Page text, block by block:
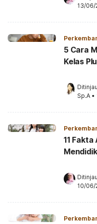
13/06/
5 Cara
Kelas
Sp.A •
11
10/06/